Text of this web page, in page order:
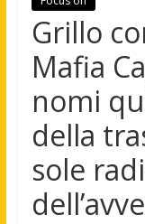
Grillo
Mafia
nomi
della
sole